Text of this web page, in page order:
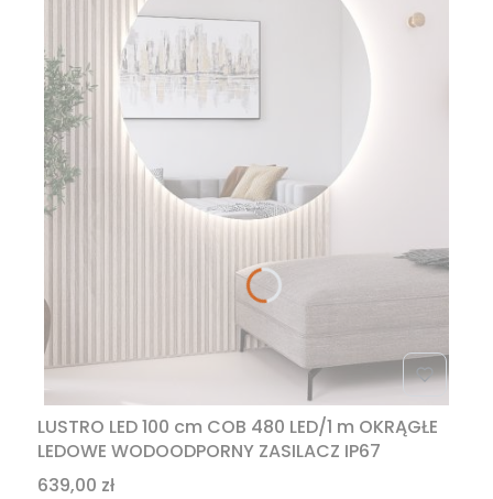
LUSTRO LED 100 cm COB 480 LED/1 m OKRĄGŁE
LEDOWE WODOODPORNY ZASILACZ IP67
Cena
639,00 zł